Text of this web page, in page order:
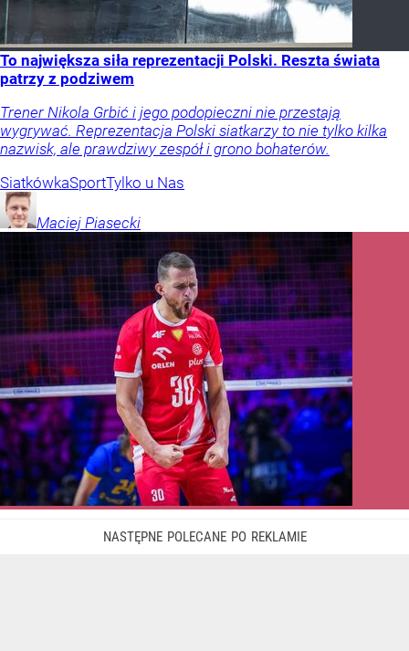
To największa siła reprezentacji Polski. Reszta świata
patrzy z podziwem
Trener Nikola Grbić i jego podopieczni nie przestają
wygrywać. Reprezentacja Polski siatkarzy to nie tylko kilka
nazwisk, ale prawdziwy zespół i grono bohaterów.
SiatkówkaSportTylko u Nas
Maciej Piasecki